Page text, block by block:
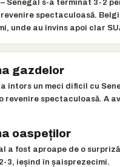
Senegal s-a terminat 3-2
revenire spectaculoasă.
unde au învins apoi clar
gazdelor
întors un meci dificil cu
revenire spectaculoasă. A
oaspeților
a fost aproape de o
3, ieșind în șaisprezecimi.